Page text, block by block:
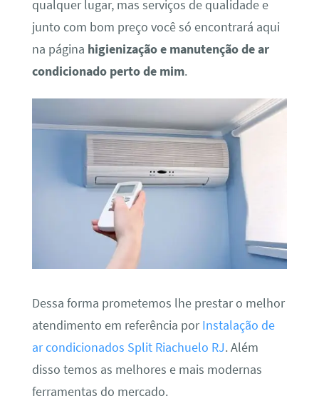
qualquer lugar, mas serviços de qualidade e
junto com bom preço você só encontrará aqui
na página higienização e manutenção de ar
condicionado perto de mim.
Dessa forma prometemos lhe prestar o melhor
atendimento em referência porInstalação de
ar condicionados Split Riachuelo RJ. Além
disso temos as melhores e mais modernas
ferramentas do mercado.